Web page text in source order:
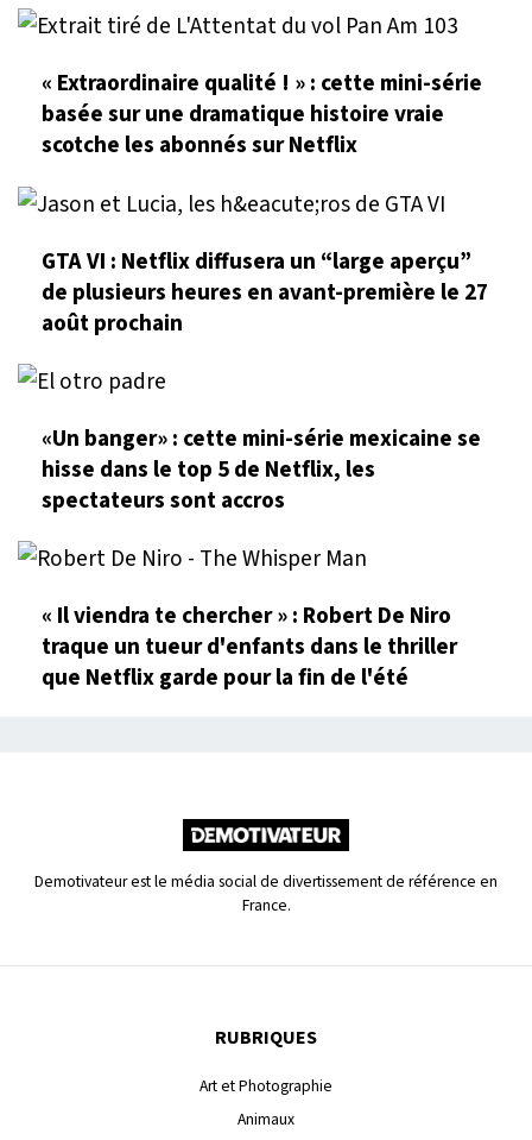
« Extraordinaire qualité ! » : cette mini-série
basée sur une dramatique histoire vraie
scotche les abonnés sur Netflix
GTA VI : Netflix diffusera un “large aperçu”
de plusieurs heures en avant-première le 27
août prochain
«Un banger» : cette mini-série mexicaine se
hisse dans le top 5 de Netflix, les
spectateurs sont accros
« Il viendra te chercher » : Robert De Niro
traque un tueur d'enfants dans le thriller
que Netflix garde pour la fin de l'été
Demotivateur est le média social de divertissement de référence en
France.
RUBRIQUES
Art et Photographie
Animaux